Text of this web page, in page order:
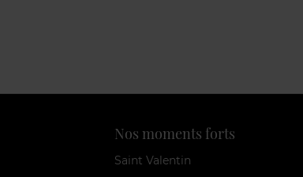
Nos moments forts
Saint Valentin